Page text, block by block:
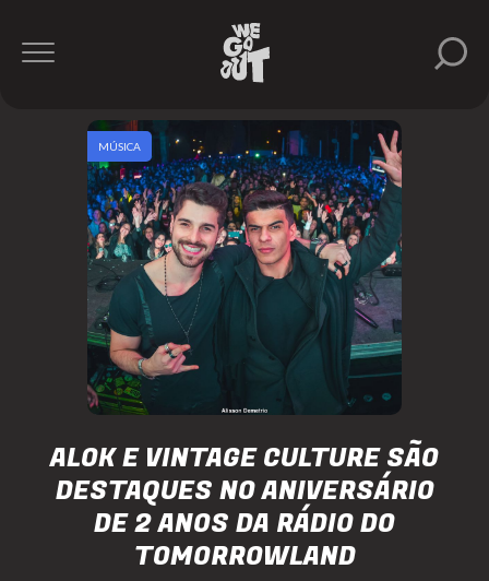
ALOK E VINTAGE CULTURE SÃO
DESTAQUES NO ANIVERSÁRIO
DE 2 ANOS DA RÁDIO DO
TOMORROWLAND
MÚSICA